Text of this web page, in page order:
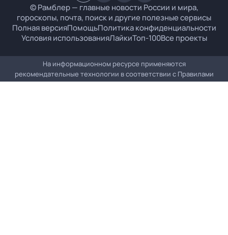
© Рамблер — главные новости России и мира,
гороскопы, почта, поиск и другие полезные сервисы
Полная версияПомощьПолитика конфиденциальности
Условия использованияЛайкиТоп-100Все проекты
На информационном ресурсе применяются
рекомендательные технологии в соответствии с Правилами